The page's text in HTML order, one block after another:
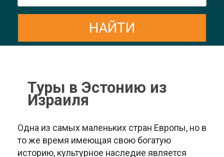
Туры в Эстонию из
Израиля
Одна из самых маленьких стран Европы, но в
то же время имеющая свою богатую
историю, культурное наследие является